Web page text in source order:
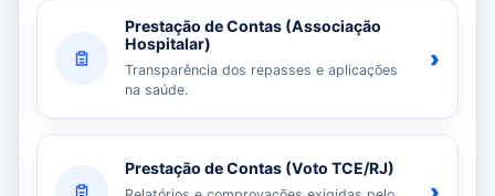
Prestação de Contas (Associação
Hospitalar)
Transparência dos repasses e aplicações
na saúde.
›
Prestação de Contas (Voto TCE/RJ)